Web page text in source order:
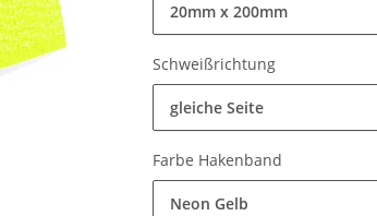
20mm x 200mm
Schweißrichtung
gleiche Seite
Farbe Hakenband
Neon Gelb